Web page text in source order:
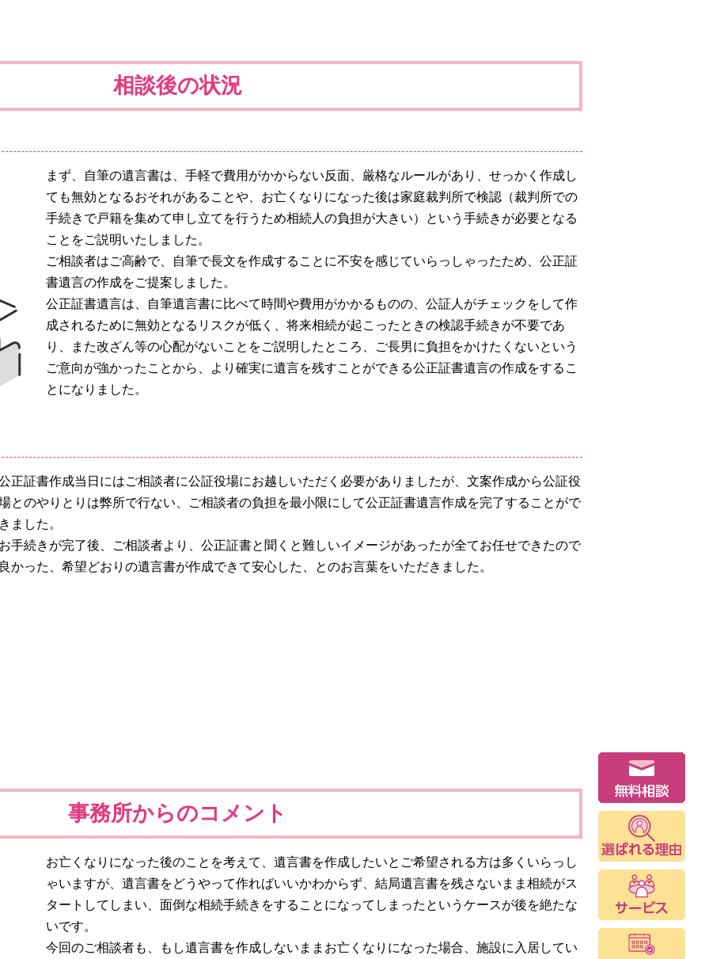
相談後の状況
まず、自筆の遺言書は、手軽で費用がかからない反面、厳格なルールがあり、せっかく作成し
ても無効となるおそれがあることや、お亡くなりになった後は家庭裁判所で検認（裁判所での
手続きで戸籍を集めて申し立てを行うため相続人の負担が大きい）という手続きが必要となる
ことをご説明いたしました。
ご相談者はご高齢で、自筆で長文を作成することに不安を感じていらっしゃったため、公正証
書遺言の作成をご提案しました。
公正証書遺言は、自筆遺言書に比べて時間や費用がかかるものの、公証人がチェックをして作
成されるために無効となるリスクが低く、将来相続が起こったときの検認手続きが不要であ
り、また改ざん等の心配がないことをご説明したところ、ご長男に負担をかけたくないという
ご意向が強かったことから、より確実に遺言を残すことができる公正証書遺言の作成をするこ
とになりました。
正証書作成当日にはご相談者に公証役場にお越しいただく必要がありましたが、文案作成から公証役
とのやりとりは弊所で行ない、ご相談者の負担を最小限にして公正証書遺言作成を完了することがで
ました。
手続きが完了後、ご相談者より、公正証書と聞くと難しいイメージがあったが全てお任せできたので
かった、希望どおりの遺言書が作成できて安心した、とのお言葉をいただきました。
事務所からのコメント
お亡くなりになった後のことを考えて、遺言書を作成したいとご希望される方は多くいらっし
ゃいますが、遺言書をどうやって作ればいいかわからず、結局遺言書を残さないまま相続がス
タートしてしまい、面倒な相続手続きをすることになってしまったというケースが後を絶たな
いです。
今回のご相談者も、もし遺言書を作成しないままお亡くなりになった場合、施設に入居してい